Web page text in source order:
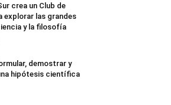
crea un Club de
explorar las grandes
y la filosofía
demostrar y
hipótesis científica